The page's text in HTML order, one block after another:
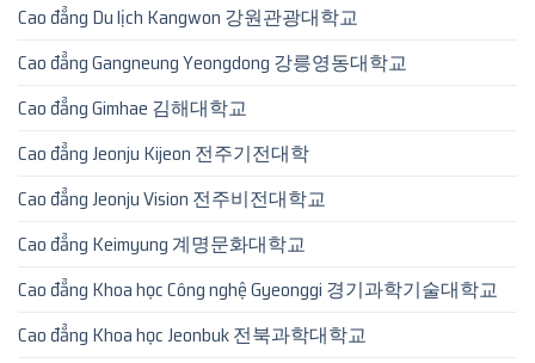
Cao đẳng Du lịch Kangwon 강원관광대학교
Cao đẳng Gangneung Yeongdong 강릉영동대학교
Cao đẳng Gimhae 김해대학교
Cao đẳng Jeonju Kijeon 전주기전대학
Cao đẳng Jeonju Vision 전주비전대학교
Cao đẳng Keimyung 계명문화대학교
Cao đẳng Khoa học Công nghệ Gyeonggi 경기과학기술대학교
Cao đẳng Khoa học Jeonbuk 전북과학대학교